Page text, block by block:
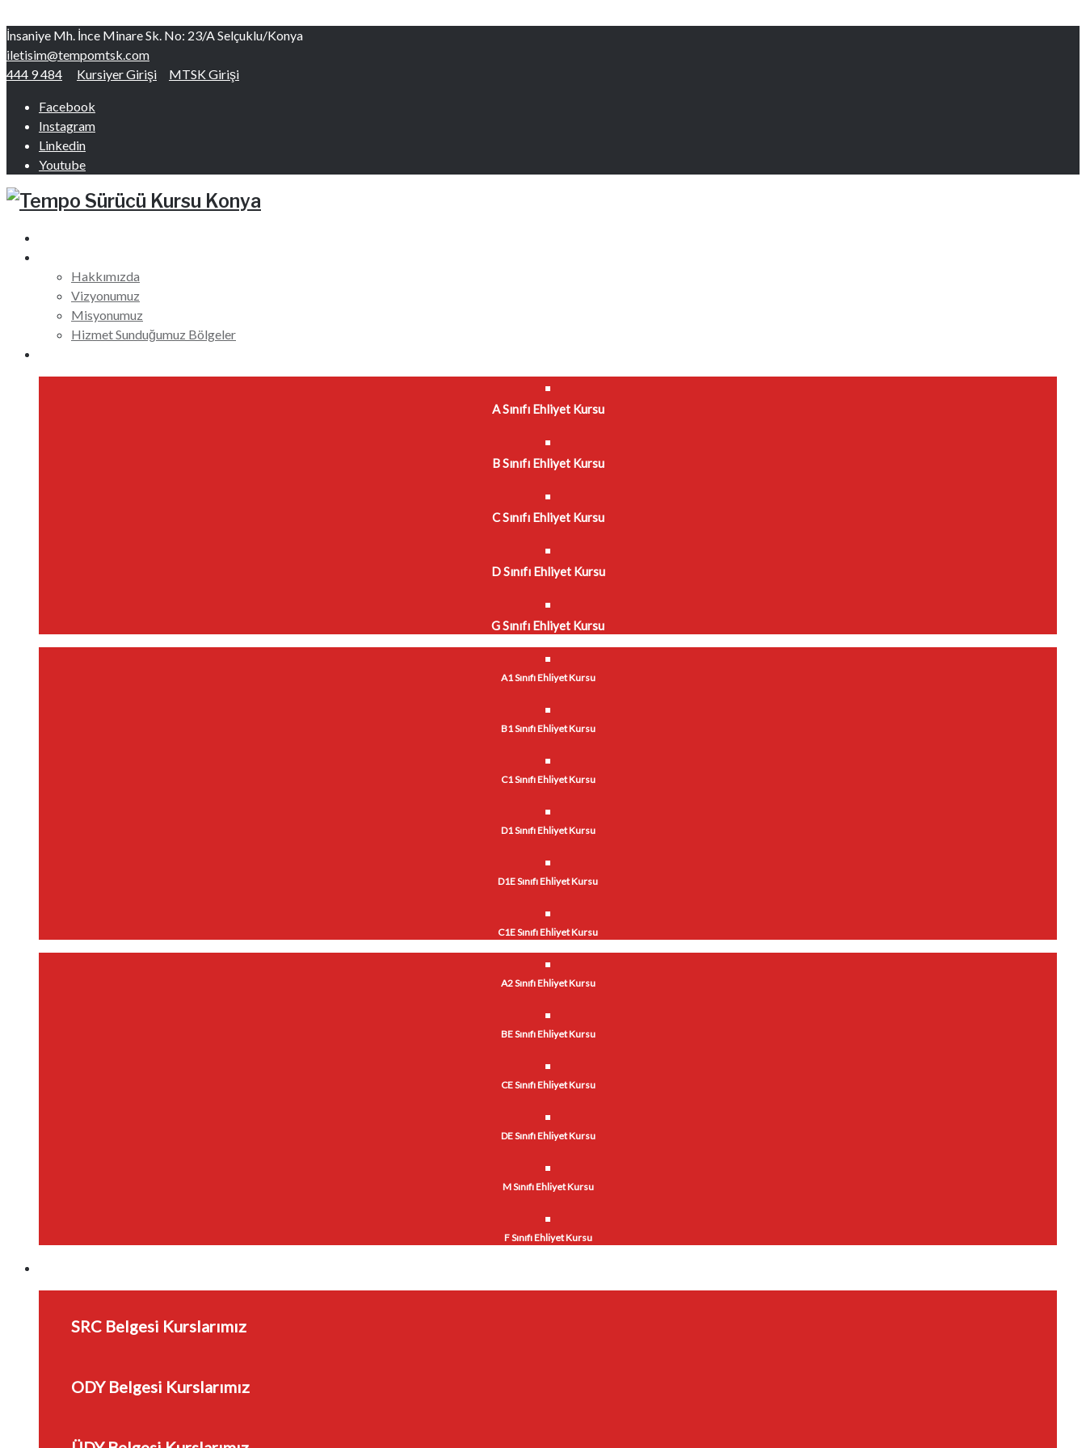
İnsaniye Mh. İnce Minare Sk. No: 23/A Selçuklu/Konya
iletisim@tempomtsk.com
444 9 484
Kursiyer Girişi MTSK Girişi
Facebook
Instagram
Linkedin
Youtube
Hakkımızda
Vizyonumuz
Misyonumuz
Hizmet Sunduğumuz Bölgeler
A Sınıfı Ehliyet Kursu
B Sınıfı Ehliyet Kursu
C Sınıfı Ehliyet Kursu
D Sınıfı Ehliyet Kursu
G Sınıfı Ehliyet Kursu
A1 Sınıfı Ehliyet Kursu
B1 Sınıfı Ehliyet Kursu
C1 Sınıfı Ehliyet Kursu
D1 Sınıfı Ehliyet Kursu
D1E Sınıfı Ehliyet Kursu
C1E Sınıfı Ehliyet Kursu
A2 Sınıfı Ehliyet Kursu
BE Sınıfı Ehliyet Kursu
CE Sınıfı Ehliyet Kursu
DE Sınıfı Ehliyet Kursu
M Sınıfı Ehliyet Kursu
F Sınıfı Ehliyet Kursu
SRC Belgesi Kurslarımız
ODY Belgesi Kurslarımız